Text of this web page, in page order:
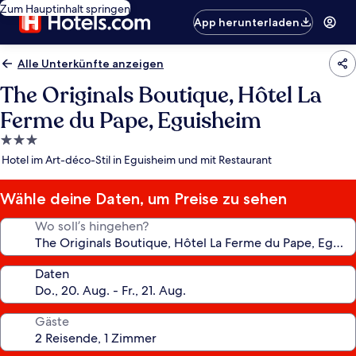
Zum Hauptinhalt springen
App herunterladen
Alle Unterkünfte anzeigen
The Originals Boutique, Hôtel La
Ferme du Pape, Eguisheim
3.0-
Sterne-
Hotel im Art-déco-Stil in Eguisheim und mit Restaurant
Wähle deine Daten, um Preise zu sehen
Wo soll’s hingehen?
Daten
Gäste